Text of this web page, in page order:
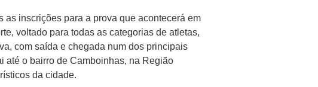
as inscrições para a prova que acontecerá em
voltado para todas as categorias de atletas,
com saída e chegada num dos principais
até o bairro de Camboinhas, na Região
da cidade.